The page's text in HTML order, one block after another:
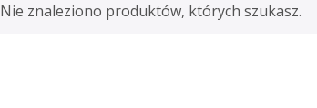
Nie znaleziono produktów, których szukasz.